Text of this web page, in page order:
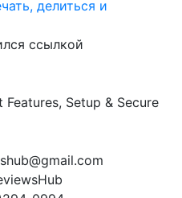
делиться и
ссылкой
Setup & Secure